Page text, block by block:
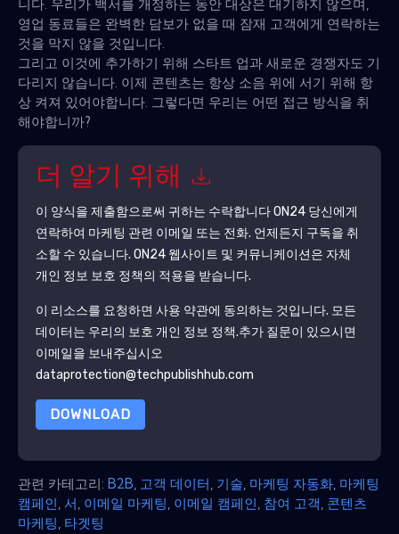
니다. 우리가 백서를 개정하는 동안 대상은 대기하지 않으며,
영업 동료들은 완벽한 담보가 없을 때 잠재 고객에게 연락하는
것을 막지 않을 것입니다.
그리고 이것에 추가하기 위해 스타트 업과 새로운 경쟁자도 기
다리지 않습니다. 이제 콘텐츠는 항상 소음 위에 서기 위해 항
상 켜져 있어야합니다. 그렇다면 우리는 어떤 접근 방식을 취
해야합니까?
더 알기 위해
이 양식을 제출함으로써 귀하는 수락합니다ON24당신에게
연락하여 마케팅 관련 이메일 또는 전화. 언제든지 구독을 취
소할 수 있습니다. ON24웹사이트 및 커뮤니케이션은 자체
개인 정보 보호 정책의 적용을 받습니다.
이 리소스를 요청하면 사용 약관에 동의하는 것입니다. 모든
데이터는 우리의 보호 개인 정보 정책.추가 질문이 있으시면
이메일을 보내주십시오
dataprotection@techpublishhub.com
DOWNLOAD
관련 카테고리: B2B 고객 데이터 기술 마케팅 자동화 마케팅
캠페인 서 이메일 마케팅 이메일 캠페인 참여 고객 콘텐츠
마케팅 타겟팅